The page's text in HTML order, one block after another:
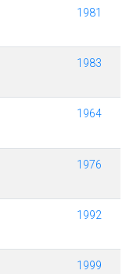
1981
1983
1964
1976
1992
1999